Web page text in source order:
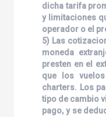
dicha tarifa
y limitaciones
operador o el
5) Las
moneda
presten en el
que los
charters. Los
tipo de cambio
pago, y se